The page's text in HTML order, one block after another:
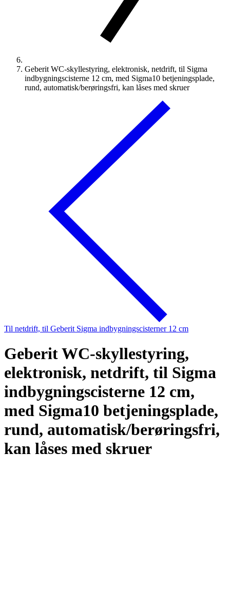
Geberit WC-skyllestyring, elektronisk, netdrift, til Sigma
indbygningscisterne 12 cm, med Sigma10 betjeningsplade,
rund, automatisk/berøringsfri, kan låses med skruer
Til netdrift, til Geberit Sigma indbygningscisterner 12 cm
Geberit WC-skyllestyring,
elektronisk, netdrift, til Sigma
indbygningscisterne 12 cm,
med Sigma10 betjeningsplade,
rund, automatisk/berøringsfri,
kan låses med skruer